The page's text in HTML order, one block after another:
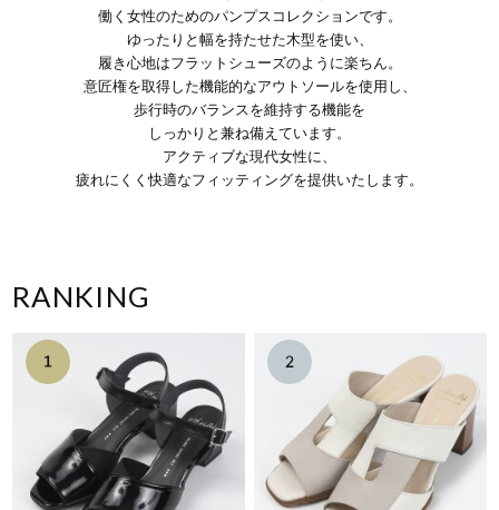
働く女性のためのパンプスコレクションです。
ゆったりと幅を持たせた木型を使い、
履き心地はフラットシューズのように楽ちん。
意匠権を取得した機能的なアウトソールを使用し、
歩行時のバランスを維持する機能を
しっかりと兼ね備えています。
アクティブな現代女性に、
疲れにくく快適なフィッティングを提供いたします。
RANKING